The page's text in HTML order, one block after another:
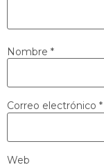
Nombre *
Correo electrónico *
Web